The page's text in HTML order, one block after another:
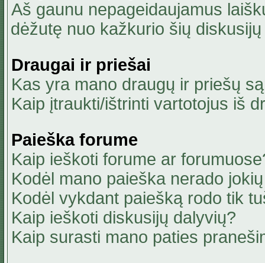
Aš gaunu nepageidaujamus
dėžutę nuo kažkurio šių
Draugai ir priešai
Kas yra mano draugų ir priešų
Kaip įtraukti/ištrinti vartotojus iš
Paieška forume
Kaip ieškoti forume ar
Kodėl mano paieška nerado
Kodėl vykdant paiešką rodo tik
Kaip ieškoti diskusijų dalyvių?
Kaip surasti mano paties